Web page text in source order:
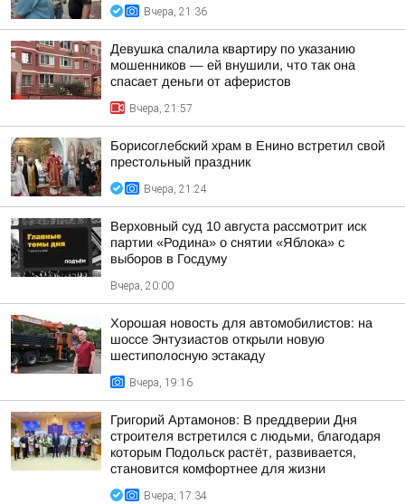
Вчера, 21:36
Девушка спалила квартиру по указанию
мошенников — ей внушили, что так она
спасает деньги от аферистов
Вчера, 21:57
Борисоглебский храм в Енино встретил свой
престольный праздник
Вчера, 21:24
Верховный суд 10 августа рассмотрит иск
партии «Родина» о снятии «Яблока» с
выборов в Госдуму
Вчера, 20:00
Хорошая новость для автомобилистов: на
шоссе Энтузиастов открыли новую
шестиполосную эстакаду
Вчера, 19:16
Григорий Артамонов: В преддверии Дня
строителя встретился с людьми, благодаря
которым Подольск растёт, развивается,
становится комфортнее для жизни
Вчера, 17:34